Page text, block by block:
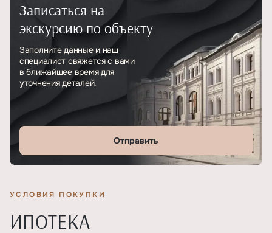
Записаться на
экскурсию по объекту
Заполните данные и наш
специалист свяжется с вами
в ближайшее время для
уточнения деталей.
Отправить
УСЛОВИЯ ПОКУПКИ
ИПОТЕКА